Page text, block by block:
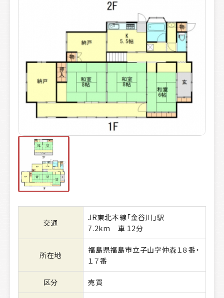
交通
JR東北本線「金谷川」駅
7.2km 車 12分
所在地
福島県福島市立子山字仲森１８番・
１７番
区分 売買